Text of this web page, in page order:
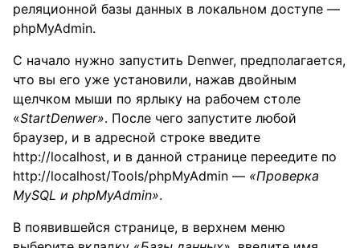
реляционной базы данных в локальном доступе —
phpMyAdmin.
С начало нужно запустить Denwer, предполагается,
что вы его уже установили, нажав двойным
щелчком мыши по ярлыку на рабочем столе
«StartDenwer». После чего запустите любой
браузер, и в адресной строке введите
http://localhost, и в данной странице переедите по
http://localhost/Tools/phpMyAdmin — «Проверка
MySQL и phpMyAdmin».
В появившейся странице, в верхнем меню